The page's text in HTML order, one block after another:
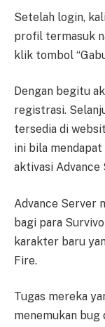
Setelah login,
profil termasuk
klik tombol
Dengan begitu
registrasi.
tersedia di
ini bila
aktivasi Advance
Advance Server
bagi para
karakter baru
Fire.
Tugas mereka
menemukan bug